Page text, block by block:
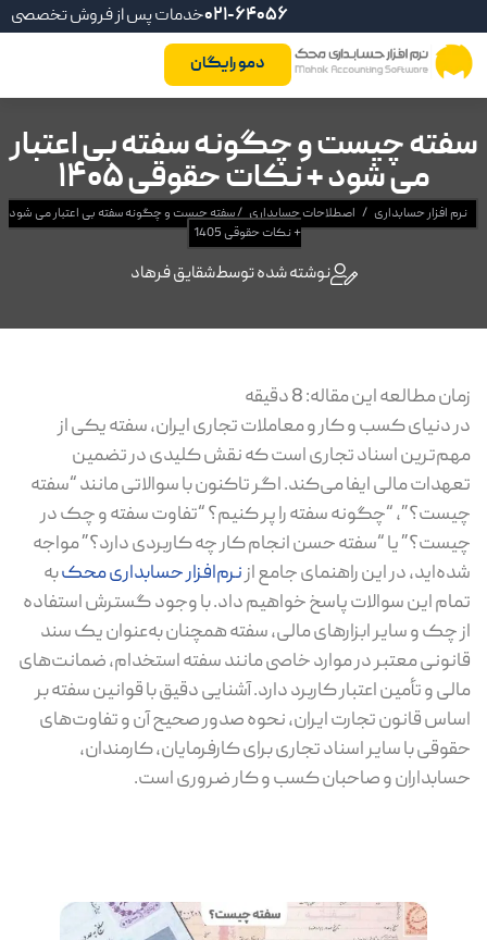
خدمات پس از فروش تخصصی021-64056
دمو رایگان
چیست و چگونه سفته بی اعتبار
می شود + نکات حقوقی 1405
افزار حسابداری / اصطلاحات حسابداری /سفته چیست و چگونه سفته بی اعتبار می شود
+ نکات حقوقی 1405
نوشته شده توسطشقایق فرهاد
مطالعه این مقاله:8دقیقه
دنیای کسب‌ و کار و معاملات تجاری ایران، سفته یکی از
اسناد تجاری است که نقش کلیدی در تضمین
مالی ایفا می‌کند. اگر تاکنون با سوالاتی مانند “سفته
“چگونه سفته را پر کنیم؟ “تفاوت سفته و چک در
یا “سفته حسن انجام کار چه کاربردی دارد؟” مواجه
در این راهنمای جامع ازنرم‌افزار حسابداری محکبه
این سوالات پاسخ خواهیم داد. با وجود گسترش استفاده
چک و سایر ابزارهای مالی، سفته همچنان به‌عنوان یک سند
معتبر در موارد خاصی مانند سفته استخدام، ضمانت‌های
و تأمین اعتبار کاربرد دارد. آشنایی دقیق با قوانین سفته بر
قانون تجارت ایران، نحوه صدور صحیح آن و تفاوت‌های
با سایر اسناد تجاری برای کارفرمایان، کارمندان،
و صاحبان کسب‌ و کار ضروری است.